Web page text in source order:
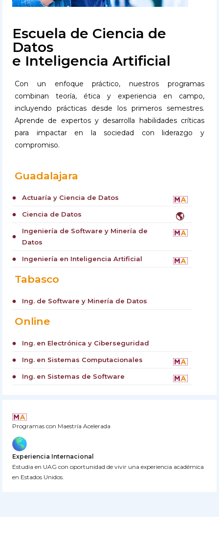
Escuela de Ciencia de
Datos
e Inteligencia Artificial
Con un enfoque práctico, nuestros programas
combinan teoría, ética y experiencia en campo,
incluyendo prácticas desde los primeros semestres.
Aprende de expertos y desarrolla habilidades críticas
para impactar en la sociedad con liderazgo y
compromiso.
Guadalajara
circle Actuaría y Ciencia de Datos
circle 🌎
Ciencia de Datos
circle
Ingeniería de Software y Minería de
Datos
circle Ingeniería en Inteligencia Artificial
Tabasco
circle Ing. de Software y Minería de Datos
Online
circle Ing. en Electrónica y Ciberseguridad
circle Ing. en Sistemas Computacionales
circle Ing. en Sistemas de Software
Programas con Maestría Acelerada
Experiencia Internacional
Estudia en UAG con oportunidad de vivir una experiencia académica
en Estados Unidos.